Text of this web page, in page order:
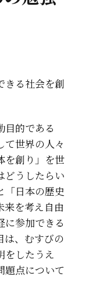
きる社会を創
目的である
て世界の人々
を創り」を世
どうしたらい
「日本の歴史
来を考え自由
に参加できる
は、むすびの
をしたうえ
題点について